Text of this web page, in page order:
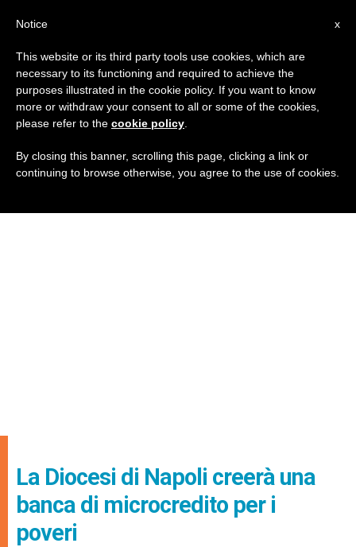
La Diocesi di Napoli creerà una
banca di microcredito per i
poveri
x
Notice
This website or its third party tools use cookies, which are
necessary to its functioning and required to achieve the
purposes illustrated in the cookie policy. If you want to know
more or withdraw your consent to all or some of the cookies,
please refer to the cookie policy
By closing this banner, scrolling this page, clicking a link or
continuing to browse otherwise, you agree to the use of cookies.